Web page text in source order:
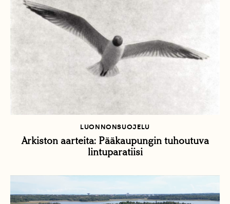
LUONNONSUOJELU
Arkiston aarteita: Pääkaupungin tuhoutuva
lintuparatiisi